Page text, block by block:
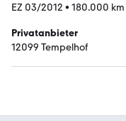
EZ 03/2012 • 180.000 km
Privatanbieter
12099 Tempelhof